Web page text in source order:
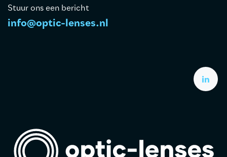
Stuur ons een bericht
info@optic-lenses.nl